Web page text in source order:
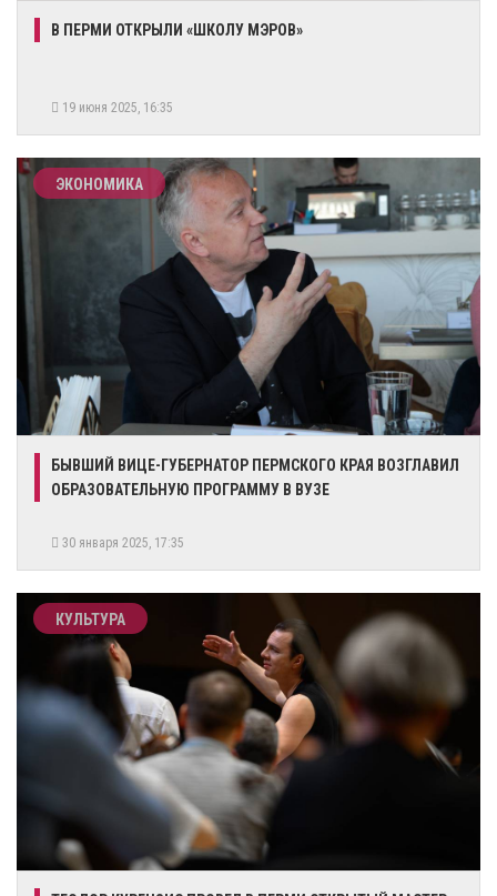
В ПЕРМИ ОТКРЫЛИ «ШКОЛУ МЭРОВ»
19 июня 2025, 16:35
ЭКОНОМИКА
​БЫВШИЙ ВИЦЕ-ГУБЕРНАТОР ПЕРМСКОГО КРАЯ ВОЗГЛАВИЛ
ОБРАЗОВАТЕЛЬНУЮ ПРОГРАММУ В ВУЗЕ
30 января 2025, 17:35
КУЛЬТУРА